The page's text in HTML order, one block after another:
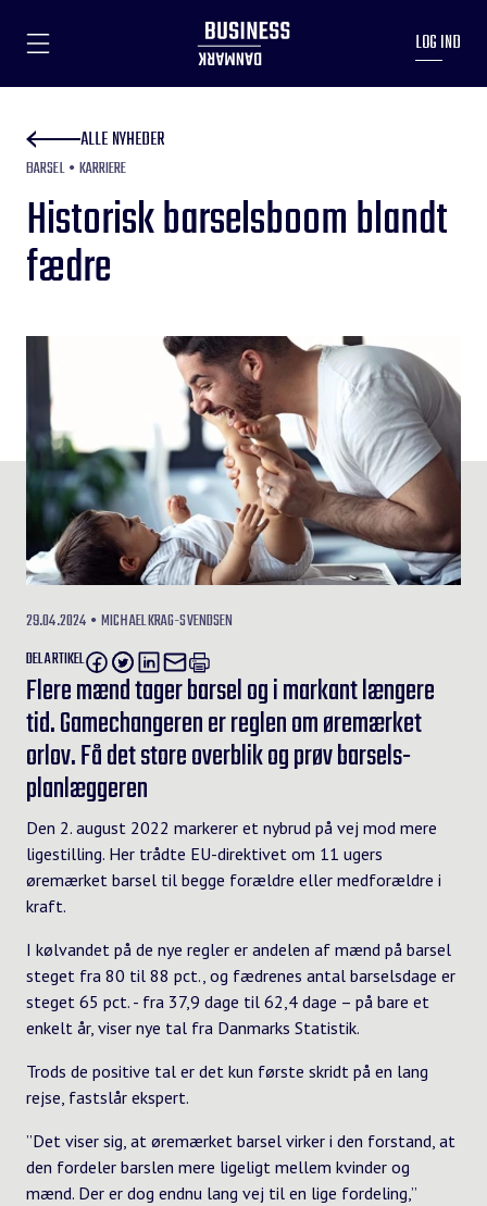
LOG IND
ALLE NYHEDER
BARSEL KARRIERE
Historisk barselsboom blandt
fædre
29.04.2024
MICHAEL KRAG-SVENDSEN
DEL ARTIKEL
Flere mænd tager barsel og i markant længere
tid. Gamechangeren er reglen om øremærket
orlov. Få det store overblik og prøv barsels-
planlæggeren
Den 2. august 2022 markerer et nybrud på vej mod mere
ligestilling. Her trådte EU-direktivet om 11 ugers
øremærket barsel til begge forældre eller medforældre i
kraft.
I kølvandet på de nye regler er andelen af mænd på barsel
steget fra 80 til 88 pct., og fædrenes antal barselsdage er
steget 65 pct. - fra 37,9 dage til 62,4 dage – på bare et
enkelt år, viser nye tal fra Danmarks Statistik.
Trods de positive tal er det kun første skridt på en lang
rejse, fastslår ekspert.
”Det viser sig, at øremærket barsel virker i den forstand, at
den fordeler barslen mere ligeligt mellem kvinder og
mænd. Der er dog endnu lang vej til en lige fordeling,”